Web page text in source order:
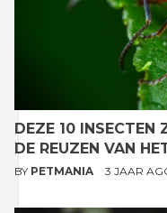
DEZE 10 INSECTEN
DE REUZEN VAN
BY PETMANIA 3 JAAR